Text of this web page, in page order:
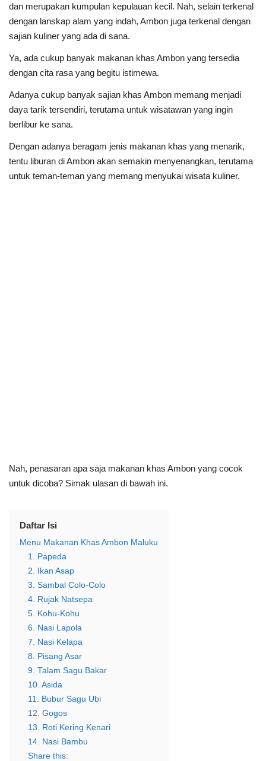
dan merupakan kumpulan kepulauan kecil. Nah, selain terkenal
dengan lanskap alam yang indah, Ambon juga terkenal dengan
sajian kuliner yang ada di sana.
Ya, ada cukup banyak makanan khas Ambon yang tersedia
dengan cita rasa yang begitu istimewa.
Adanya cukup banyak sajian khas Ambon memang menjadi
daya tarik tersendiri, terutama untuk wisatawan yang ingin
berlibur ke sana.
Dengan adanya beragam jenis makanan khas yang menarik,
tentu liburan di Ambon akan semakin menyenangkan, terutama
untuk teman-teman yang memang menyukai wisata kuliner.
Nah, penasaran apa saja makanan khas Ambon yang cocok
untuk dicoba? Simak ulasan di bawah ini.
Daftar Isi
Menu Makanan Khas Ambon Maluku
1. Papeda
2. Ikan Asap
3. Sambal Colo-Colo
4. Rujak Natsepa
5. Kohu-Kohu
6. Nasi Lapola
7. Nasi Kelapa
8. Pisang Asar
9. Talam Sagu Bakar
10. Asida
11. Bubur Sagu Ubi
12. Gogos
13. Roti Kering Kenari
14. Nasi Bambu
Share this: